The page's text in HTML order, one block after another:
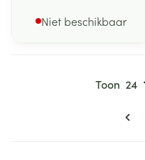
Niet beschikbaar
Toon